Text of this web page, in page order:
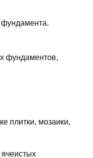
фундамента.
фундаментов,
плитки, мозаики,
ячеистых